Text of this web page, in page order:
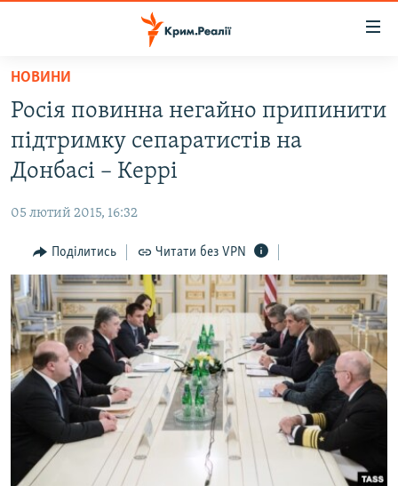
Перейти
основного
матеріалу
Перейти
до
основної
Перейти
до
пошуку
ВІДЕО ТА ФОТО
БЛОГИ
ПОГЛЯД
ІНТЕРВ'Ю
ВСЕ ЗА ДЕНЬ
СПЕЦПРОЕКТИ
ДЕПОРТАЦІЯ
ВІДЕОУРОКИ «ELIFBE»
СВІДЧЕННЯ ОКУПАЦІЇ
УКРАЇНСЬКА ПРОБЛЕМА КРИМУ
ЯК ОБІЙТИ БЛОКУВАННЯ
Русский
Qırımtatar
НОВИНИ
Росія повинна негайно припинити
підтримку сепаратистів на
Донбасі – Керрі
05 лютий 2015, 16:32
Поділитись Читати без VPN